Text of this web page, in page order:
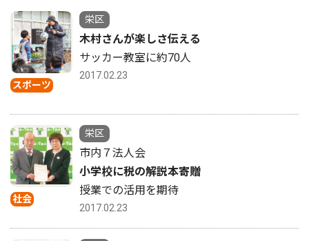
スポーツ
栄区
木村さんが楽しさ伝える
サッカー教室に約70人
2017.02.23
社会
栄区
市内７法人会
小学校に税の解説本寄贈
授業での活用を期待
2017.02.23